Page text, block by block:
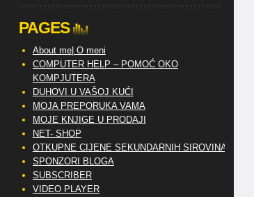
PAGES
About me| O meni
COMPUTER HELP – POMOĆ OKO
KOMPJUTERA
DUHOVI U VAŠOJ KUĆI
MOJA PREPORUKA VAMA
MOJE KNJIGE U PRODAJI
NET- SHOP
OTKUPNE CIJENE SEKUNDARNIH SIROVINA
SPONZORI BLOGA
SUBSCRIBER
VIDEO PLAYER